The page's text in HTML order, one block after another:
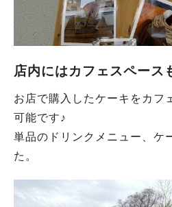
店内にはカフェスペース
お店で購入したケーキをカフ
可能です♪
単品のドリンクメニュー、ケ
た。